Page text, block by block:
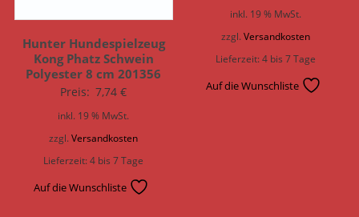
Hunter Hundespielzeug
Kong Phatz Schwein
Polyester 8 cm 201356
Preis: 7,74€
inkl. 19 % MwSt.
zzgl.Versandkosten
Lieferzeit:4 bis 7 Tage
Auf die Wunschliste
inkl. 19 % MwSt.
zzgl.Versandkosten
Lieferzeit:4 bis 7 Tage
Auf die Wunschliste